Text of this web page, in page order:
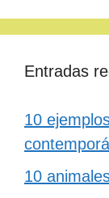
Entradas
10
10